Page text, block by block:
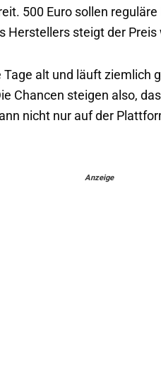
500 Euro sollen
Herstellers steigt der Preis
Tage alt und läuft ziemlich
Chancen steigen also,
nicht nur auf der
Anzeige